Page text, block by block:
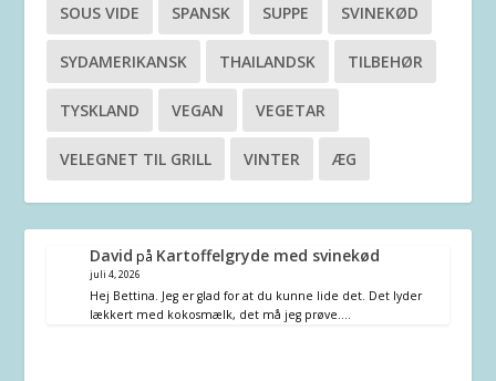
SOUS VIDE SPANSK SUPPE SVINEKØD
SYDAMERIKANSK THAILANDSK TILBEHØR
TYSKLAND VEGAN VEGETAR
VELEGNET TIL GRILL VINTER ÆG
David på Kartoffelgryde med svinekød
juli 4, 2026
Hej Bettina. Jeg er glad for at du kunne lide det. Det lyder
lækkert med kokosmælk, det må jeg prøve.…